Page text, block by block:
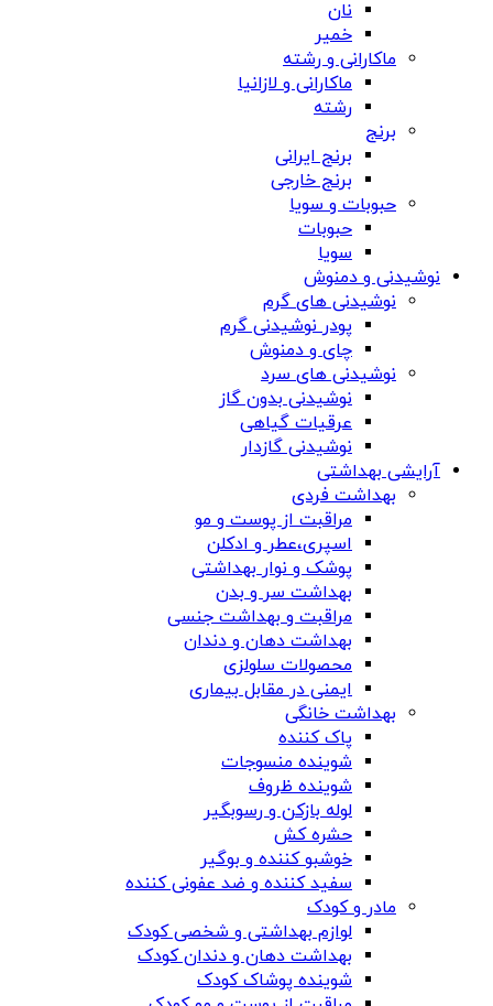
نان
خمیر
ماکارانی و رشته
ماکارانی و لازانیا
رشته
برنج
برنج ایرانی
برنج خارجی
حبوبات و سویا
حبوبات
سویا
نوشیدنی و دمنوش
نوشیدنی های گرم
پودر نوشیدنی گرم
چای و دمنوش
نوشیدنی های سرد
نوشیدنی بدون گاز
عرقیات گیاهی
نوشیدنی گازدار
آرایشی بهداشتی
بهداشت فردی
مراقبت از پوست و مو
اسپری،عطر و ادکلن
پوشک و نوار بهداشتی
بهداشت سر و بدن
مراقبت و بهداشت جنسی
بهداشت دهان و دندان
محصولات سلولزی
ایمنی در مقابل بیماری
بهداشت خانگی
پاک کننده
شوینده منسوجات
شوینده ظروف
لوله بازکن و رسوبگیر
حشره کش
خوشبو کننده و بوگیر
سفید کننده و ضد عفونی کننده
مادر و کودک
لوازم بهداشتی و شخصی کودک
بهداشت دهان و دندان کودک
شوینده پوشاک کودک